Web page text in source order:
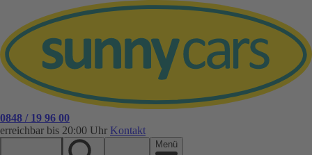
0848 / 19 96 00
erreichbar bis 20:00 Uhr Kontakt
Menü